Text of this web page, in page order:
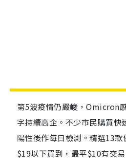
第5波疫情仍嚴峻，Omicron
字持續高企。不少市民購買快
陽性後作每日檢測。精選13
$19以下買到，最平$10有交